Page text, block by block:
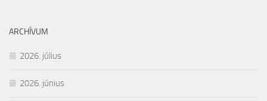
ARCHÍVUM
2026. július
2026. június